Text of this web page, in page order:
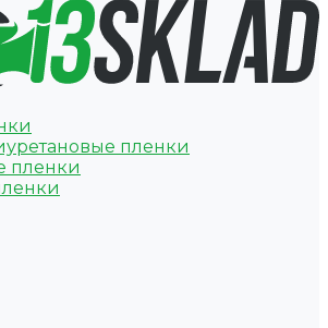
пленки
пленки